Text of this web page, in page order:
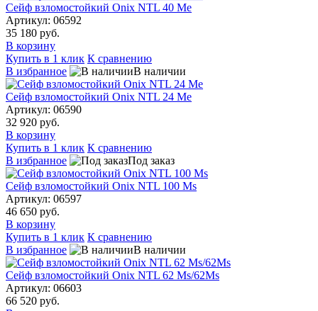
Сейф взломостойкий Onix NTL 40 Me
Артикул: 06592
35 180 руб.
В корзину
Купить в 1 клик К сравнению
В избранное
В наличии
Сейф взломостойкий Onix NTL 24 Mе
Артикул: 06590
32 920 руб.
В корзину
Купить в 1 клик К сравнению
В избранное
Под заказ
Сейф взломостойкий Onix NTL 100 Ms
Артикул: 06597
46 650 руб.
В корзину
Купить в 1 клик К сравнению
В избранное
В наличии
Сейф взломостойкий Onix NTL 62 Ms/62Ms
Артикул: 06603
66 520 руб.